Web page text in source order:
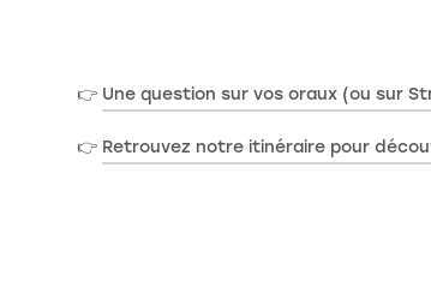
👉 Une question sur vos oraux (ou sur
👉 Retrouvez notre itinéraire pour